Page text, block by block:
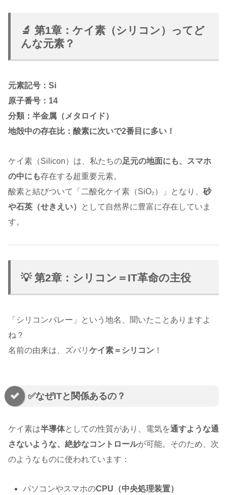
🔬 第1章：ケイ素（シリコン）ってど
んな元素？
元素記号：Si
原子番号：14
分類：半金属（メタロイド）
地殻中の存在比：酸素に次いで2番目に多い！
ケイ素（Silicon）は、私たちの足元の地面にも、スマホ
の中にも存在する超重要元素。
酸素と結びついて「二酸化ケイ素（SiO₂）」となり、 砂
や石英（せきえい）
として自然界に豊富に存在していま
す。
💡 第2章：シリコン＝IT革命の主役
「シリコンバレー」という地名、聞いたことありますよ
ね？
名前の由来は、ズバリ ケイ素＝シリコン ！
✅なぜITと関係あるの？
ケイ素は半導体としての性質があり、電気を通すような通
さないような、絶妙なコントロールが可能。そのため、次
のようなものに使われています：
パソコンやスマホのCPU（中央処理装置）